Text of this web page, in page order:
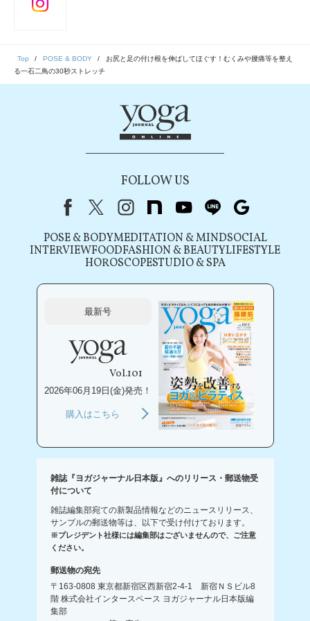
Top POSE & BODY
お尻と足の付け根を伸ばしてほぐす！むくみや腰痛等を整え
る一石二鳥の30秒ストレッチ
FOLLOW US
FacebookX（旧Twitter）
instagram
note youtubeline
POSE & BODYMEDITATION & MINDSOCIAL
INTERVIEWFOODFASHION & BEAUTYLIFESTYLE
HOROSCOPESTUDIO & SPA
最新号
Vol.101
2026年06月19日(金)発売！
購入はこちら
雑誌『ヨガジャーナル日本版』へのリリース・郵送物受
付について
雑誌編集部宛ての新製品情報などのニュースリリース、
サンプルの郵送物等は、以下で受け付けております。
※プレジデント社様には編集部はございませんので、ご注意
ください。
郵送物の宛先
〒163-0808 東京都新宿区西新宿2-4-1 新宿ＮＳビル8
階 株式会社インタースペース ヨガジャーナル日本版編
集部